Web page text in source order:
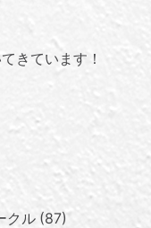
きています！
クル 87